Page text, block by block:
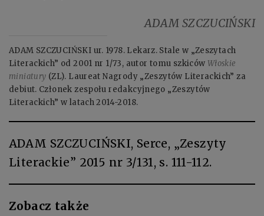
ADAM SZCZUCIŃSKI
ADAM SZCZUCIŃSKI ur. 1978. Lekarz. Stale w „Zeszytach
Literackich” od 2001 nr 1/73, autor tomu szkiców Włoskie
miniatury (ZL). Laureat Nagrody „Zeszytów Literackich” za
debiut. Członek zespołu redakcyjnego „Zeszytów
Literackich” w latach 2014-2018.
ADAM SZCZUCIŃSKI, Serce, „Zeszyty
Literackie” 2015 nr 3/131, s. 111-112.
Zobacz także